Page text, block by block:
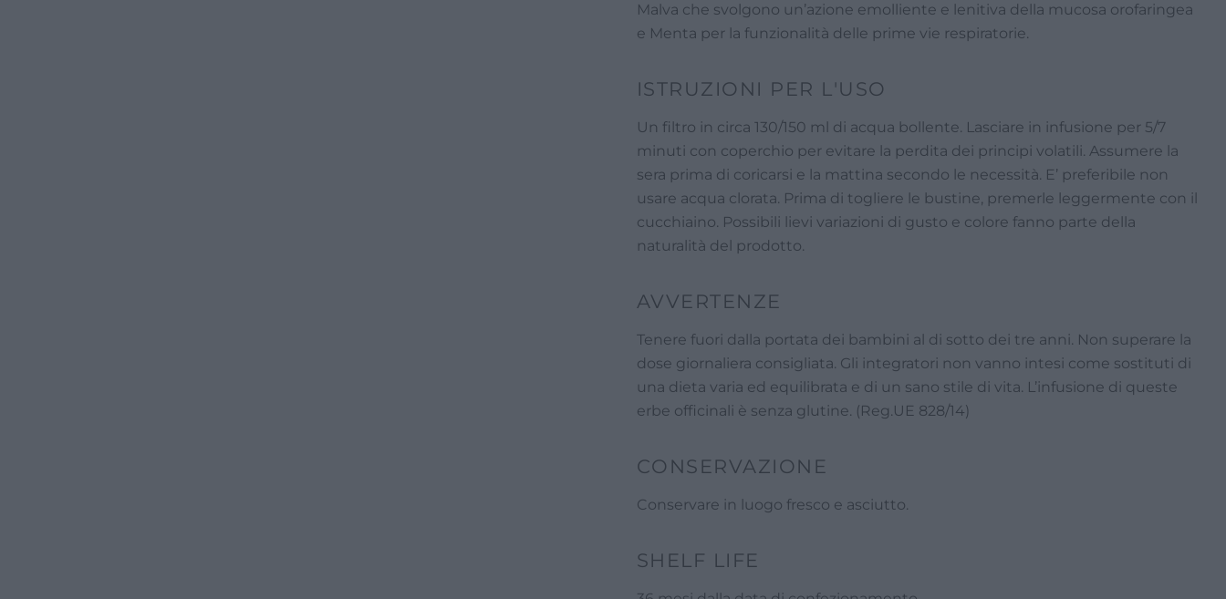
Malva che svolgono un’azione emolliente e lenitiva della mucosa orofaringea
e Menta per la funzionalità delle prime vie respiratorie.
ISTRUZIONI PER L'USO
Un filtro in circa 130/150 ml di acqua bollente. Lasciare in infusione per 5/7
minuti con coperchio per evitare la perdita dei principi volatili. Assumere la
sera prima di coricarsi e la mattina secondo le necessità. E’ preferibile non
usare acqua clorata. Prima di togliere le bustine, premerle leggermente con il
cucchiaino. Possibili lievi variazioni di gusto e colore fanno parte della
naturalità del prodotto.
AVVERTENZE
Tenere fuori dalla portata dei bambini al di sotto dei tre anni. Non superare la
dose giornaliera consigliata. Gli integratori non vanno intesi come sostituti di
una dieta varia ed equilibrata e di un sano stile di vita. L’infusione di queste
erbe officinali è senza glutine. (Reg.UE 828/14)
CONSERVAZIONE
Conservare in luogo fresco e asciutto.
SHELF LIFE